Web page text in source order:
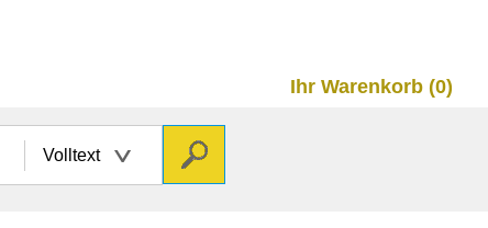
Ihr Warenkorb (0)
Volltext